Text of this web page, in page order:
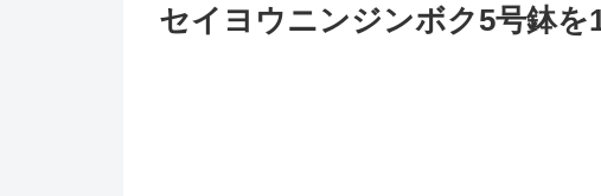
セイヨウニンジンボク5号鉢を